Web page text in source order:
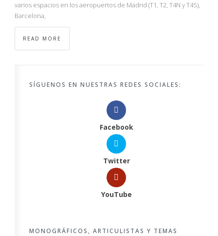
varios espacios en los aeropuertos de Madrid (T1, T2, T4N y T4S),
Barcelona,
READ MORE
SÍGUENOS EN NUESTRAS REDES SOCIALES:
Facebook
Twitter
YouTube
MONOGRÁFICOS, ARTICULISTAS Y TEMAS